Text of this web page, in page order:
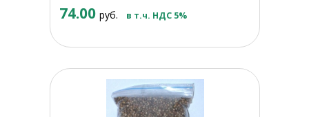
74.00 руб. в т.ч. НДС 5%